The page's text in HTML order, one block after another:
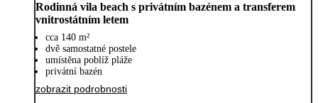
Rodinná vila beach s privátním bazénem a transferem
vnitrostátním letem
cca 140 m²
dvě samostatné postele
umístěna poblíž pláže
privátní bazén
zobrazit podrobnosti